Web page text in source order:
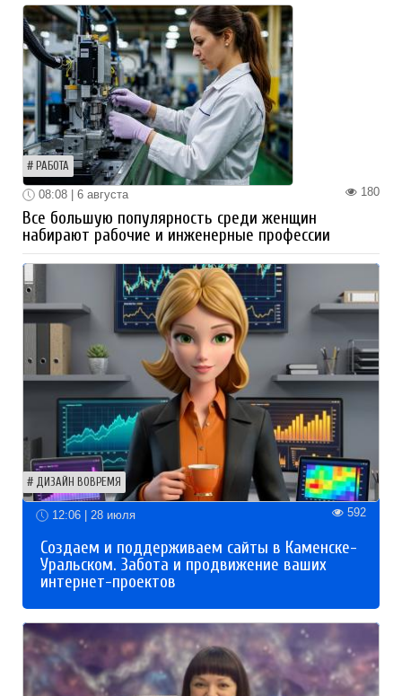
РАБОТА
180
08:08 | 6 августа
Все большую популярность среди женщин
набирают рабочие и инженерные профессии
ДИЗАЙН ВОВРЕМЯ
12:06 | 28 июля 592
Создаем и поддерживаем сайты в Каменске-
Уральском. Забота и продвижение ваших
интернет-проектов